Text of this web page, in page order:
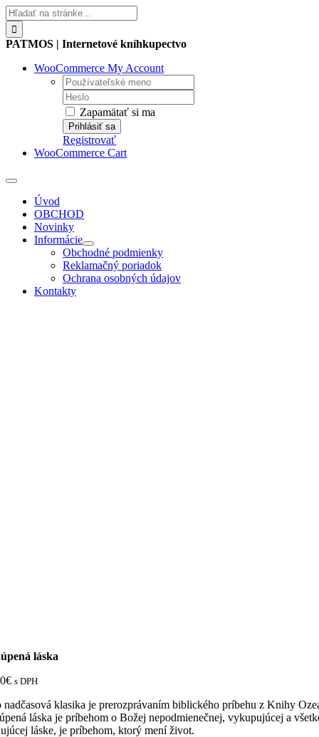
Skip
to
content
Hľadať:
PATMOS | Internetové kníhkupectvo
WooCommerce My Account
Username:
Password:
Zapamätať si ma
Registrovať
WooCommerce Cart
Toggle
Navigation
Úvod
OBCHOD
Novinky
Informácie
Obchodné podmienky
Reklamačný poriadok
Ochrana osobných údajov
Kontakty
láska
€ s DPH
nadčasová klasika je prerozprávaním biblického príbehu z Knihy
láska je príbehom o Božej nepodmienečnej, vykupujúcej a
láske, je príbehom, ktorý mení život.